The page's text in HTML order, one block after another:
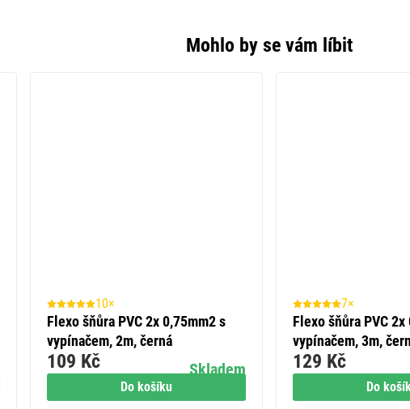
Mohlo by se vám líbit
Do košíku
10×
Flexo šňůra PVC 2x 0,75mm2 s
vypínačem, 2m, černá
Skladem
109 Kč
Do
7×
Flexo šňůra PVC 2x
vypínačem, 3m,
129 Kč